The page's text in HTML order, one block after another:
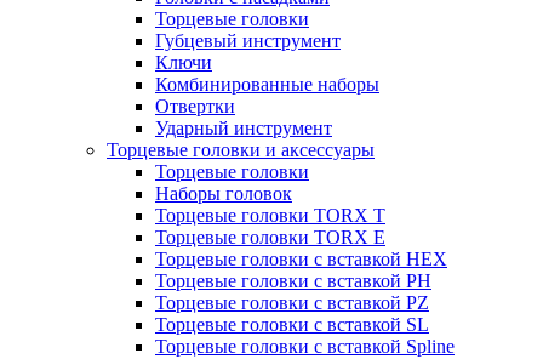
Торцевые головки
Губцевый инструмент
Ключи
Комбинированные наборы
Отвертки
Ударный инструмент
Торцевые головки и аксессуары
Торцевые головки
Наборы головок
Торцевые головки TORX T
Торцевые головки TORX Е
Торцевые головки с вставкой HEX
Торцевые головки с вставкой PH
Торцевые головки с вставкой PZ
Торцевые головки с вставкой SL
Торцевые головки с вставкой Spline